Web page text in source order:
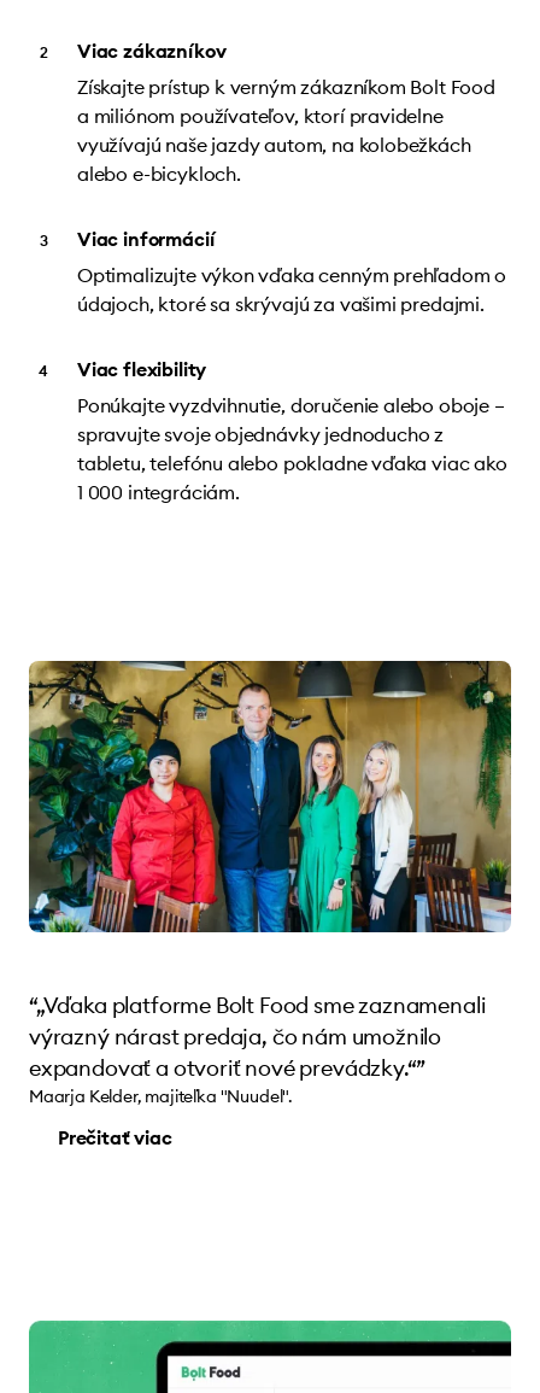
Viac zákazníkov
Získajte prístup k verným zákazníkom Bolt Food
a miliónom používateľov, ktorí pravidelne
využívajú naše jazdy autom, na kolobežkách
alebo e-bicykloch.
Viac informácií
Optimalizujte výkon vďaka cenným prehľadom o
údajoch, ktoré sa skrývajú za vašimi predajmi.
Viac flexibility
Ponúkajte vyzdvihnutie, doručenie alebo oboje –
spravujte svoje objednávky jednoducho z
tabletu, telefónu alebo pokladne vďaka viac ako
1 000 integráciám.
“„Vďaka platforme Bolt Food sme zaznamenali
výrazný nárast predaja, čo nám umožnilo
expandovať a otvoriť nové prevádzky.“”
Maarja Kelder, majiteľka "Nuudel".
Prečitať viac